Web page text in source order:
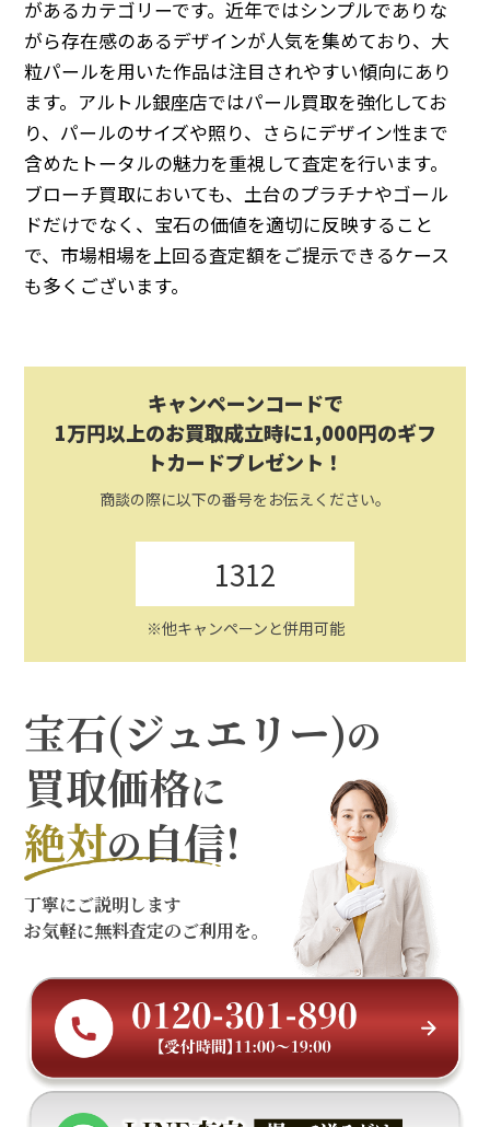
があるカテゴリーです。近年ではシンプルでありな
がら存在感のあるデザインが人気を集めており、大
粒パールを用いた作品は注目されやすい傾向にあり
ます。アルトル銀座店ではパール買取を強化してお
り、パールのサイズや照り、さらにデザイン性まで
含めたトータルの魅力を重視して査定を行います。
ブローチ買取においても、土台のプラチナやゴール
ドだけでなく、宝石の価値を適切に反映すること
で、市場相場を上回る査定額をご提示できるケース
も多くございます。
キャンペーンコードで
1万円以上のお買取成立時に1,000円のギフ
トカードプレゼント！
商談の際に以下の番号をお伝えください。
1312
※他キャンペーンと併用可能
宝石(ジュエリー)の
買取価格に
絶対の自信!
丁寧にご説明します
お気軽に無料査定のご利用を。